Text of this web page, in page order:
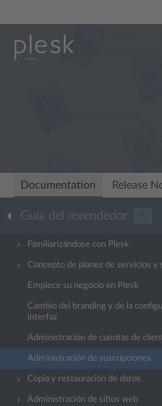
Documentation Release
Guía del revendedor ···
Familiarizándose con Plesk
Concepto de planes de servicios y
Empiece su negocio en Plesk
Cambio del branding y de la
interfaz
Administración de cuentas de
Administración de suscripciones
Copia y restauración de datos
Administración de sitios web